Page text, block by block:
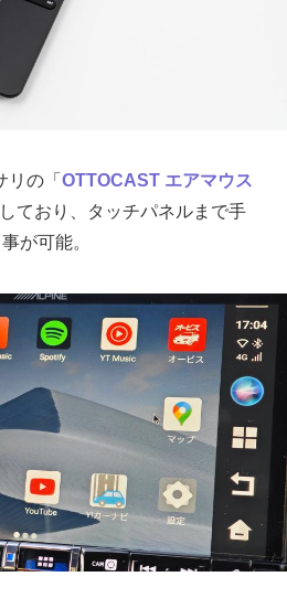
リの「 OTTOCAST エアマウス
ており、タッチパネルまで手
が可能。